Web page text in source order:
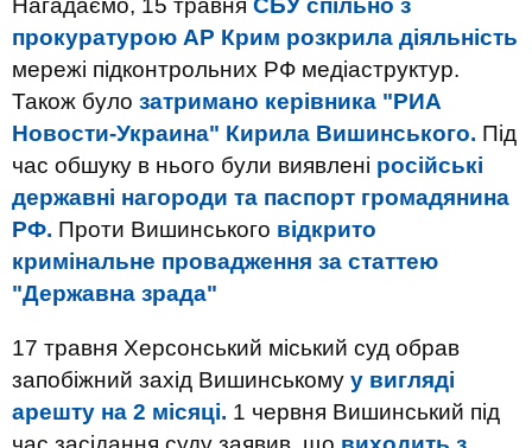
Нагадаємо, 15 травня СБУ спільно з
прокуратурою АР Крим розкрила діяльність
мережі підконтрольних РФ медіаструктур.
Також було затримано керівника "РИА
Новости-Украина" Кирила Вишинського. Під
час обшуку в нього були виявлені російські
державні нагороди та паспорт громадянина
РФ. Проти Вишинського відкрито
кримінальне провадження за статтею
"Державна зрада"
17 травня Херсонський міський суд обрав
запобіжний захід Вишинському у вигляді
арешту на 2 місяці. 1 червня Вишинський під